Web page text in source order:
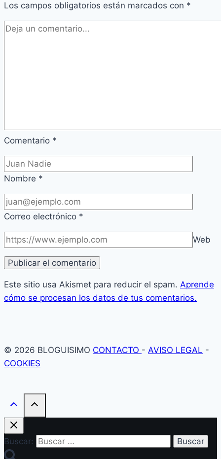
Los campos obligatorios están marcados con *
Comentario *
Nombre *
Correo electrónico *
Web
Este sitio usa Akismet para reducir el spam. Aprende
cómo se procesan los datos de tus comentarios.
© 2026 BLOGUISIMO CONTACTO - AVISO LEGAL -
COOKIES
Buscar: